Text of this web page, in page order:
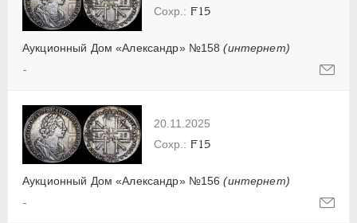
Аукционный Дом «Александр» №158(интернет)
F15
-
20.11.2025
Аукционный Дом «Александр» №156(интернет)
F15
-